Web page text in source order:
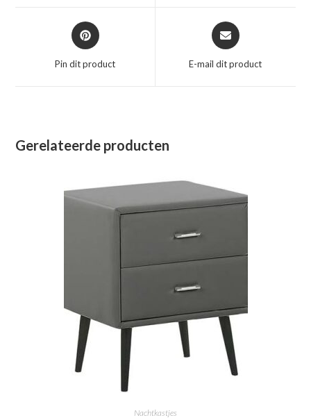
Opent
in
nieuw
Pin dit product
Opent
in
nieuw
E-mail dit product
Gerelateerde producten
Nachtkastjes